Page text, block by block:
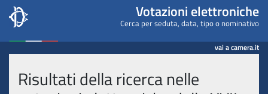
Camera dei deputati -
Votazioni elettroniche
Cerca per seduta, data, tipo o nominativo
vai a camera.it
Risultati della ricerca nelle